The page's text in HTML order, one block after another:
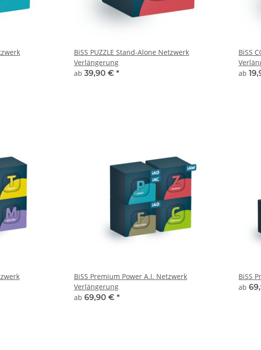
BiSS PUZZLE Stand-Alone Netzwerk
Verlängerung
ab 39,90 € *
BiSS
ab
BiSS Premium Power A.I. Netzwerk
Verlängerung
ab 69,90 € *
BiSS
ab